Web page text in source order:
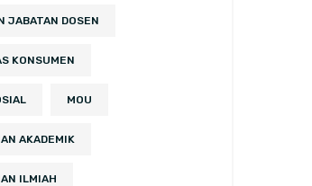
JABATAN DOSEN
KONSUMEN
MOU
AKADEMIK
ILMIAH